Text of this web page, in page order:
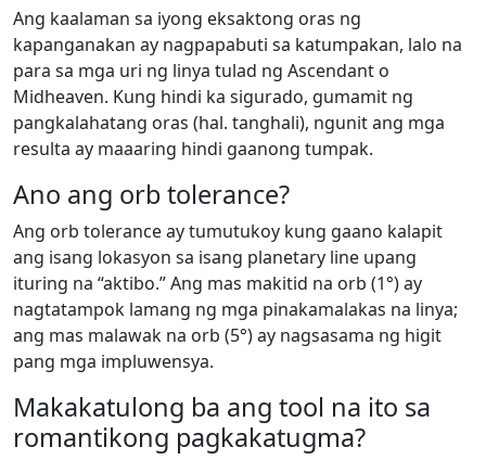
Ang kaalaman sa iyong eksaktong oras ng
kapanganakan ay nagpapabuti sa katumpakan, lalo na
para sa mga uri ng linya tulad ng Ascendant o
Midheaven. Kung hindi ka sigurado, gumamit ng
pangkalahatang oras (hal. tanghali), ngunit ang mga
resulta ay maaaring hindi gaanong tumpak.
Ano ang orb tolerance?
Ang orb tolerance ay tumutukoy kung gaano kalapit
ang isang lokasyon sa isang planetary line upang
ituring na “aktibo.” Ang mas makitid na orb (1°) ay
nagtatampok lamang ng mga pinakamalakas na linya;
ang mas malawak na orb (5°) ay nagsasama ng higit
pang mga impluwensya.
Makakatulong ba ang tool na ito sa
romantikong pagkakatugma?